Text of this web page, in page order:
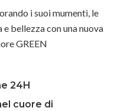
i suoi mumenti, le
bellezza con una nuova
GREEN
24H
cuore di